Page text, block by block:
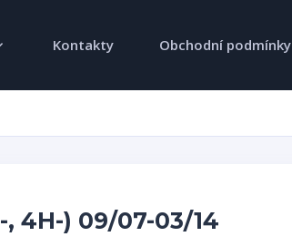
Kontakty Obchodní podmínky
4H-) 09/07-03/14